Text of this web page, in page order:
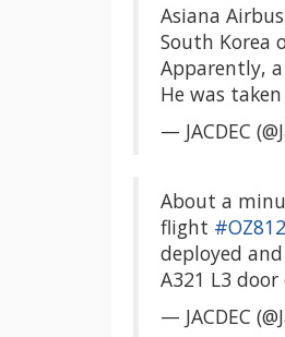
Asiana
South Korea
Apparently,
He was
— JACDEC
About a
flight
deployed
A321 L3
— JACDEC